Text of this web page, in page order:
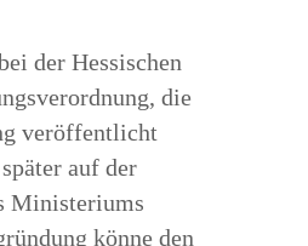
der Hessischen
die
veröffentlicht
auf der
Ministeriums
könne den